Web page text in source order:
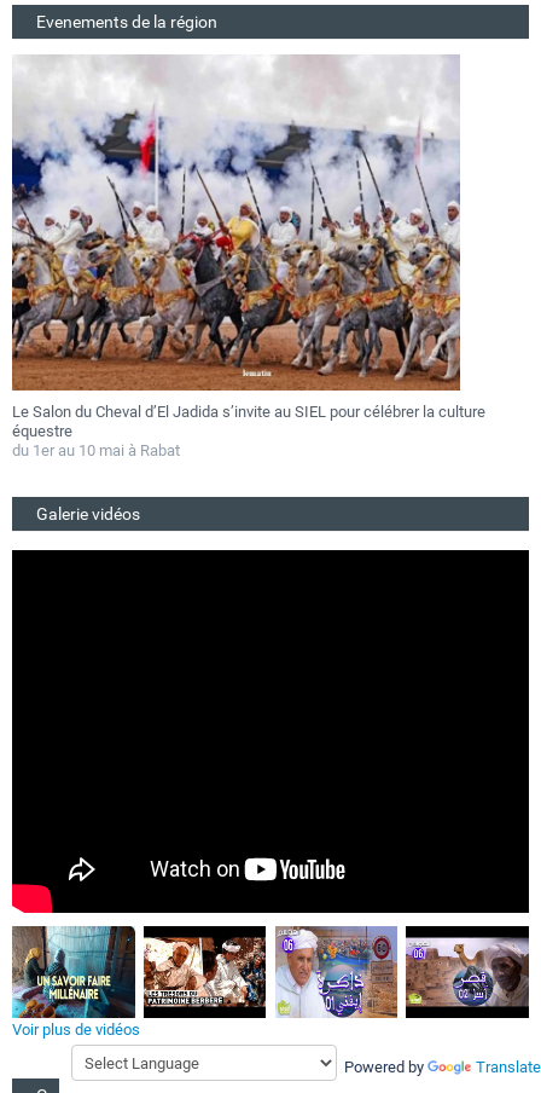
Evenements de la région
Le Salon du Cheval d’El Jadida s’invite au SIEL pour célébrer la culture
équestre
du 1er au 10 mai à Rabat
Galerie vidéos
Voir plus de vidéos
Powered by Translate